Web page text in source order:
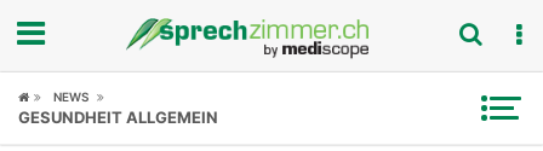
Fokus
NEWS
GESUNDHEIT ALLGEMEIN